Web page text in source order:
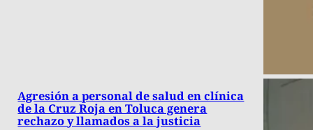
Agresión a personal de salud en clínica
de la Cruz Roja en Toluca genera
rechazo y llamados a la justicia